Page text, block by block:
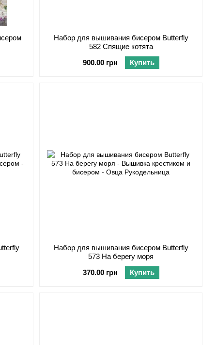
Набор для вышивания бисером Butterfly
582 Спящие котята
900.00 грн
Купить
Набор для вышивания бисером Butterfly
573 На берегу моря
370.00 грн
Купить